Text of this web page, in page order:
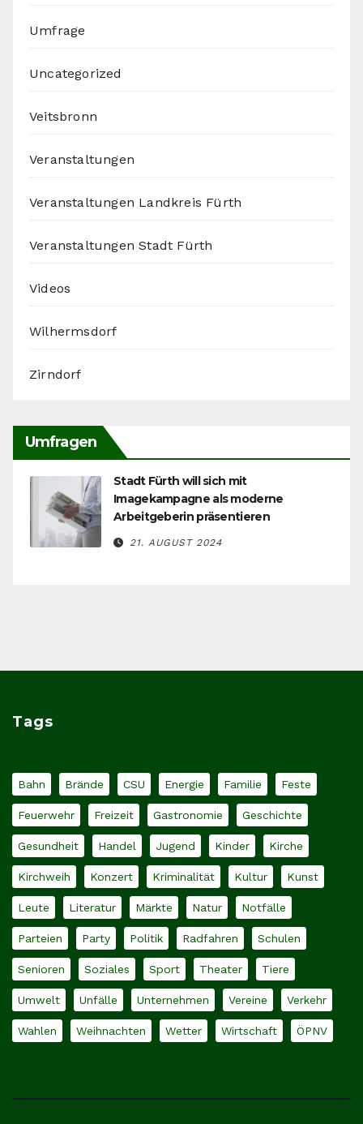
Umfrage
Uncategorized
Veitsbronn
Veranstaltungen
Veranstaltungen Landkreis Fürth
Veranstaltungen Stadt Fürth
Videos
Wilhermsdorf
Zirndorf
Umfragen
Stadt Fürth will sich mit
Imagekampagne als moderne
Arbeitgeberin präsentieren
21. AUGUST 2024
Tags
Bahn Brände CSU Energie Familie Feste
Feuerwehr Freizeit Gastronomie Geschichte
Gesundheit Handel Jugend Kinder Kirche
Kirchweih Konzert Kriminalität Kultur Kunst
Leute Literatur Märkte Natur Notfälle
Parteien Party Politik Radfahren Schulen
Senioren Soziales Sport Theater Tiere
Umwelt Unfälle Unternehmen Vereine Verkehr
Wahlen Weihnachten Wetter Wirtschaft ÖPNV